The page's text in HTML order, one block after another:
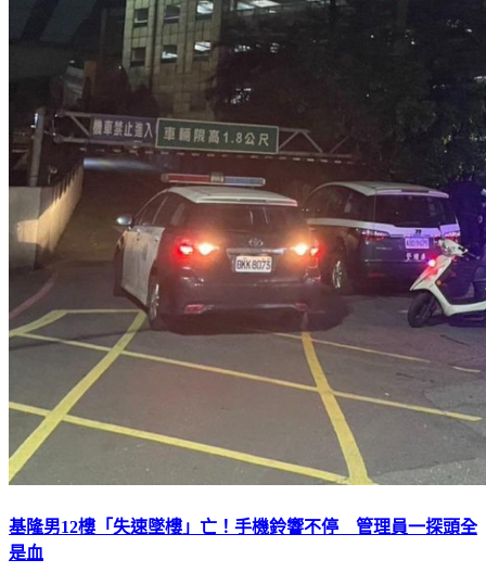
基隆男12樓「失速墜樓」亡！手機鈴響不停 管理員一探頭全
是血